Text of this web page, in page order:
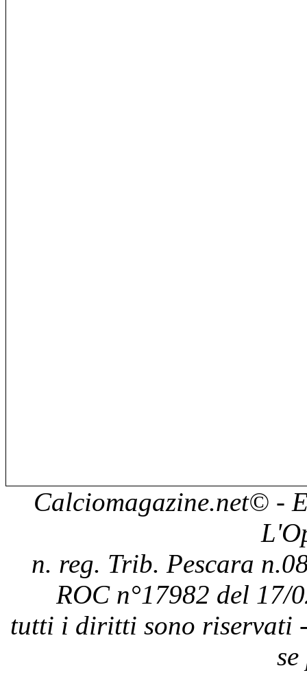
Calciomagazine.net© -
n. reg. Trib. Pescara
ROC n°17982 del 17/
tutti i diritti sono riservati